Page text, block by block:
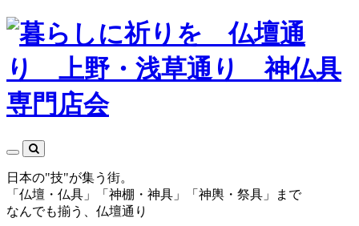
日本の"技"が集う街。
「仏壇・仏具」「神棚・神具」「神輿・祭具」まで
なんでも揃う、仏壇通り